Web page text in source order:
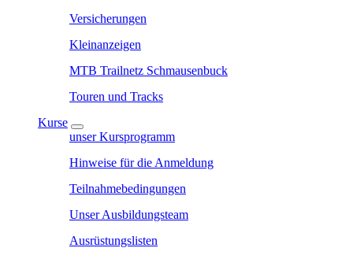
Versicherungen
Kleinanzeigen
MTB Trailnetz Schmausenbuck
Touren und Tracks
Kurse
unser Kursprogramm
Hinweise für die Anmeldung
Teilnahmebedingungen
Unser Ausbildungsteam
Ausrüstungslisten